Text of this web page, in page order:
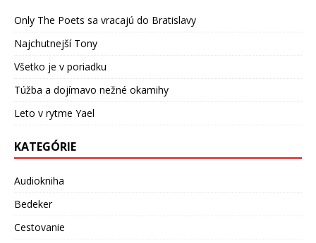
Only The Poets sa vracajú do Bratislavy
Najchutnejší Tony
Všetko je v poriadku
Túžba a dojímavo nežné okamihy
Leto v rytme Yael
KATEGÓRIE
Audiokniha
Bedeker
Cestovanie